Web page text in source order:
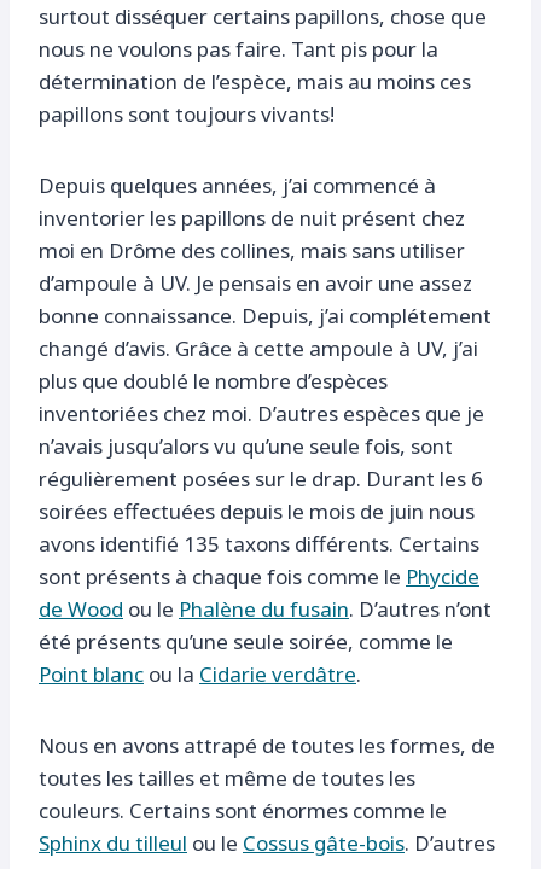
surtout disséquer certains papillons, chose que
nous ne voulons pas faire. Tant pis pour la
détermination de l’espèce, mais au moins ces
papillons sont toujours vivants!
Depuis quelques années, j’ai commencé à
inventorier les papillons de nuit présent chez
moi en Drôme des collines, mais sans utiliser
d’ampoule à UV. Je pensais en avoir une assez
bonne connaissance. Depuis, j’ai complétement
changé d’avis. Grâce à cette ampoule à UV, j’ai
plus que doublé le nombre d’espèces
inventoriées chez moi. D’autres espèces que je
n’avais jusqu’alors vu qu’une seule fois, sont
régulièrement posées sur le drap. Durant les 6
soirées effectuées depuis le mois de juin nous
avons identifié 135 taxons différents. Certains
sont présents à chaque fois comme le Phycide
de Wood ou le Phalène du fusain. D’autres n’ont
été présents qu’une seule soirée, comme le
Point blanc ou la Cidarie verdâtre.
Nous en avons attrapé de toutes les formes, de
toutes les tailles et même de toutes les
couleurs. Certains sont énormes comme le
Sphinx du tilleul ou le Cossus gâte-bois. D’autres